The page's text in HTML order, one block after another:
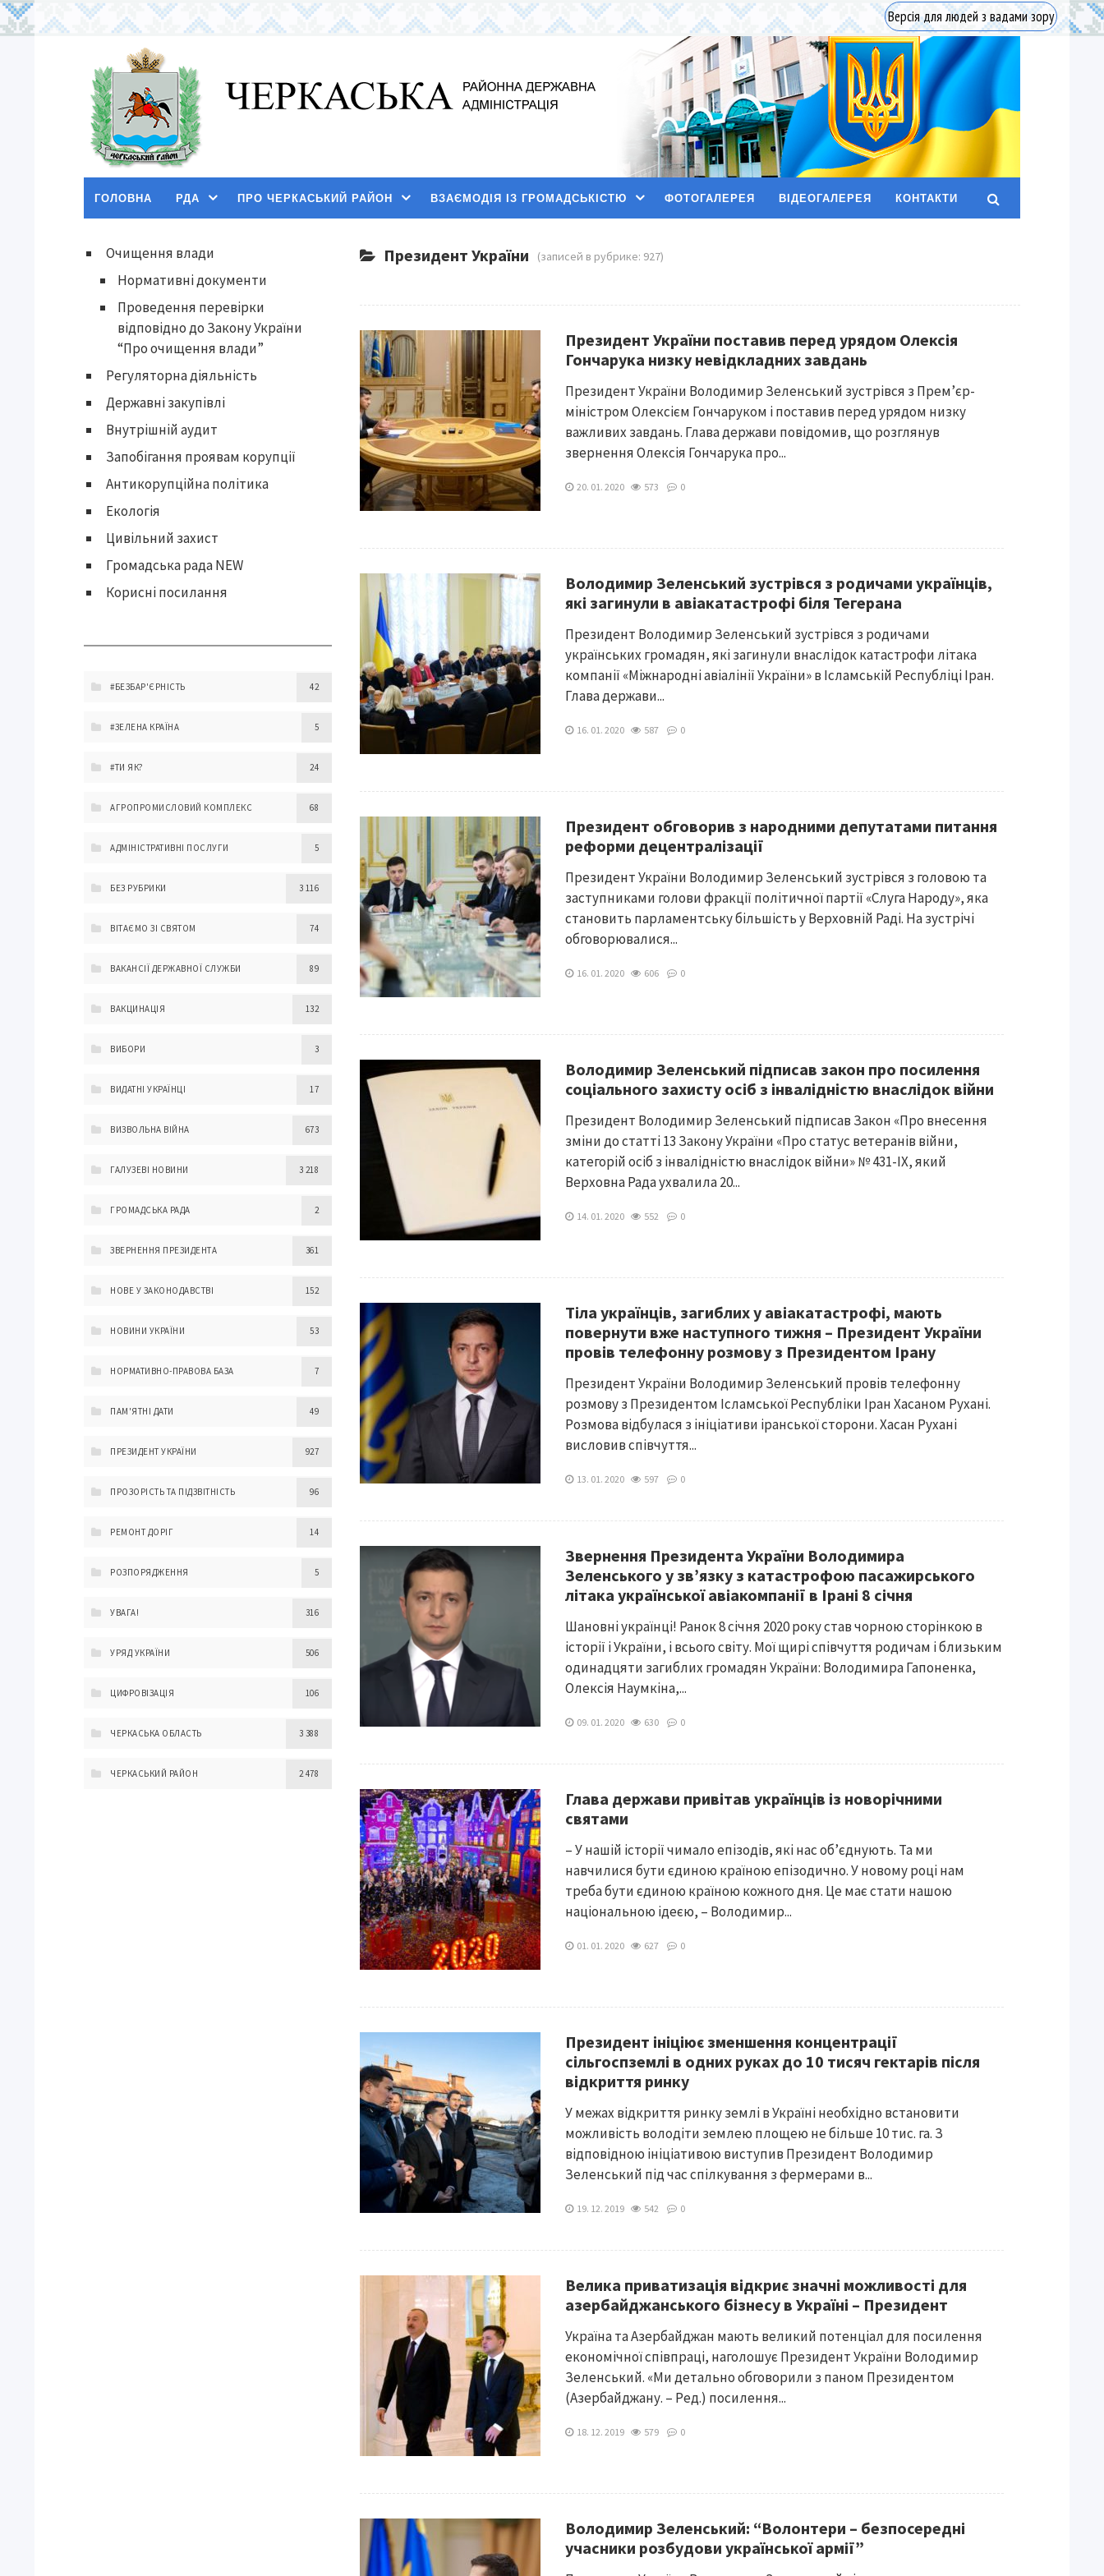
Версія для людей з вадами зору
ГОЛОВНА РДА ПРО ЧЕРКАСЬКИЙ РАЙОН ВЗАЄМОДІЯ ІЗ ГРОМАДСЬКІСТЮ ФОТОГАЛЕРЕЯ ВІДЕОГАЛЕРЕЯ КОНТАКТИ
Президент України (записей в рубрике: 927)
Президент України поставив перед урядом Олексія
Гончарука низку невідкладних завдань
Президент України Володимир Зеленський зустрівся з Прем’єр-
міністром Олексієм Гончаруком і поставив перед урядом низку
важливих завдань. Глава держави повідомив, що розглянув
звернення Олексія Гончарука про...
20. 01. 2020 573 0
Володимир Зеленський зустрівся з родичами українців,
які загинули в авіакатастрофі біля Тегерана
Президент Володимир Зеленський зустрівся з родичами
українських громадян, які загинули внаслідок катастрофи літака
компанії «Міжнародні авіалінії України» в Ісламській Республіці Іран.
Глава держави...
16. 01. 2020 587 0
Президент обговорив з народними депутатами питання
реформи децентралізації
Президент України Володимир Зеленський зустрівся з головою та
заступниками голови фракції політичної партії «Слуга Народу», яка
становить парламентську більшість у Верховній Раді. На зустрічі
обговорювалися...
16. 01. 2020 606 0
Володимир Зеленський підписав закон про посилення
соціального захисту осіб з інвалідністю внаслідок війни
Президент Володимир Зеленський підписав Закон «Про внесення
зміни до статті 13 Закону України «Про статус ветеранів війни,
категорій осіб з інвалідністю внаслідок війни» № 431-ІХ, який
Верховна Рада ухвалила 20...
14. 01. 2020 552 0
Тіла українців, загиблих у авіакатастрофі, мають
повернути вже наступного тижня – Президент України
провів телефонну розмову з Президентом Ірану
Президент України Володимир Зеленський провів телефонну
розмову з Президентом Ісламської Республіки Іран Хасаном Рухані.
Розмова відбулася з ініціативи іранської сторони. Хасан Рухані
висловив співчуття...
13. 01. 2020 597 0
Звернення Президента України Володимира
Зеленського у зв’язку з катастрофою пасажирського
літака української авіакомпанії в Ірані 8 січня
Шановні українці! Ранок 8 січня 2020 року став чорною сторінкою в
історії і України, і всього світу. Мої щирі співчуття родичам і близьким
одинадцяти загиблих громадян України: Володимира Гапоненка,
Олексія Наумкіна,...
09. 01. 2020 630 0
Глава держави привітав українців із новорічними
святами
– У нашій історії чимало епізодів, які нас об’єднують. Та ми
навчилися бути єдиною країною епізодично. У новому році нам
треба бути єдиною країною кожного дня. Це має стати нашою
національною ідеєю, – Володимир...
01. 01. 2020 627 0
Президент ініціює зменшення концентрації
сільгоспземлі в одних руках до 10 тисяч гектарів після
відкриття ринку
У межах відкриття ринку землі в Україні необхідно встановити
можливість володіти землею площею не більше 10 тис. га. З
відповідною ініціативою виступив Президент Володимир
Зеленський під час спілкування з фермерами в...
19. 12. 2019 542 0
Велика приватизація відкриє значні можливості для
азербайджанського бізнесу в Україні – Президент
Україна та Азербайджан мають великий потенціал для посилення
економічної співпраці, наголошує Президент України Володимир
Зеленський. «Ми детально обговорили з паном Президентом
(Азербайджану. – Ред.) посилення...
18. 12. 2019 579 0
Володимир Зеленський: “Волонтери – безпосередні
учасники розбудови української армії”
Очищення влади
Нормативні документи
Проведення перевірки
відповідно до Закону України
“Про очищення влади”
Регуляторна діяльність
Державні закупівлі
Внутрішній аудит
Запобігання проявам корупції
Антикорупційна політика
Екологія
Цивільний захист
Громадська рада NEW
Корисні посилання
#БЕЗБАР'ЄРНІСТЬ 42
#ЗЕЛЕНА КРАЇНА 5
#ТИ ЯК? 24
АГРОПРОМИСЛОВИЙ КОМПЛЕКС 68
АДМІНІСТРАТИВНІ ПОСЛУГИ 5
БЕЗ РУБРИКИ 3 116
ВІТАЄМО ЗІ СВЯТОМ 74
ВАКАНСІЇ ДЕРЖАВНОЇ СЛУЖБИ 89
ВАКЦИНАЦІЯ 132
ВИБОРИ 3
ВИДАТНІ УКРАЇНЦІ 17
ВИЗВОЛЬНА ВІЙНА 673
ГАЛУЗЕВІ НОВИНИ 3 218
ГРОМАДСЬКА РАДА 2
ЗВЕРНЕННЯ ПРЕЗИДЕНТА 361
НОВЕ У ЗАКОНОДАВСТВІ 152
НОВИНИ УКРАЇНИ 53
НОРМАТИВНО-ПРАВОВА БАЗА 7
ПАМ'ЯТНІ ДАТИ 49
ПРЕЗИДЕНТ УКРАЇНИ 927
ПРОЗОРІСТЬ ТА ПІДЗВІТНІСТЬ 96
РЕМОНТ ДОРІГ 14
РОЗПОРЯДЖЕННЯ 5
УВАГА! 316
УРЯД УКРАЇНИ 506
ЦИФРОВІЗАЦІЯ 106
ЧЕРКАСЬКА ОБЛАСТЬ 3 388
ЧЕРКАСЬКИЙ РАЙОН 2 478